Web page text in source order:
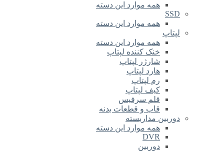
همه موارد این دسته
SSD
همه موارد این دسته
لپتاپ
همه موارد این دسته
خنک کننده لپتاپ
شارژر لپتاپ
هارد لپتاپ
رم لپتاپ
کیف لپتاپ
قلم سرفیس
قاب و قطعات بدنه
دوربین مداربسته
همه موارد این دسته
DVR
دوربین